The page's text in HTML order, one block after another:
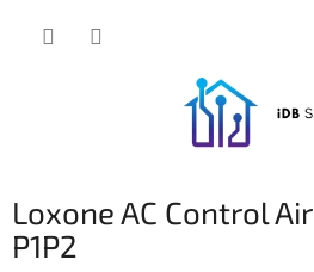
Loxone AC Control
P1P2